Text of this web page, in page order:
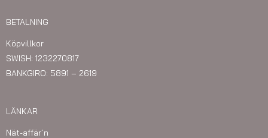
BETALNING
Köpvillkor
SWISH: 1232270817
BANKGIRO: 5891 – 2619
LÄNKAR
Nät-affär´n